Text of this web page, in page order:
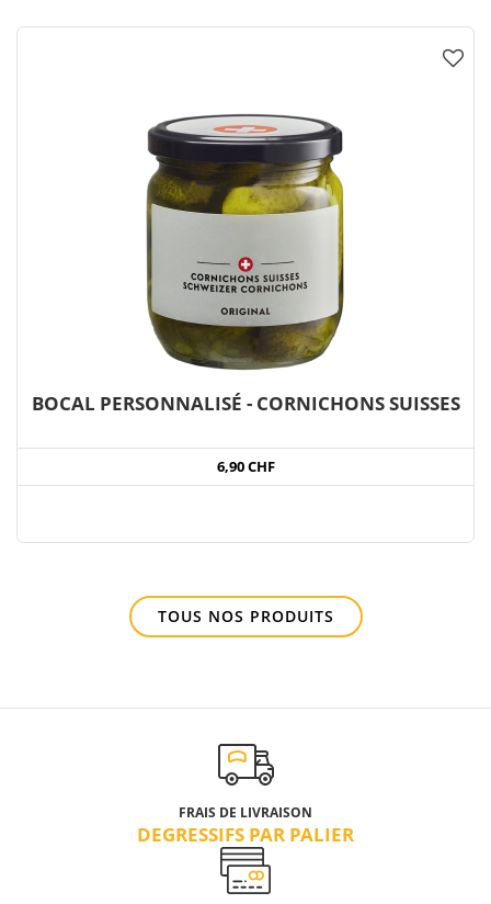
BOCAL PERSONNALISÉ - CORNICHONS SUISSES
6,90 CHF
TOUS NOS PRODUITS
FRAIS DE LIVRAISON
DEGRESSIFS PAR PALIER